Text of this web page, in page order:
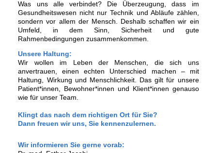
Was uns alle verbindet? Die Überzeugung, dass im
Gesundheitswesen nicht nur Technik und Abläufe zählen,
sondern vor allem der Mensch. Deshalb schaffen wir ein
Umfeld, in dem Sinn, Sicherheit und gute
Rahmenbedingungen zusammenkommen.
Unsere Haltung:
Wir wollen im Leben der Menschen, die sich uns
anvertrauen, einen echten Unterschied machen – mit
Haltung, Wirkung und Menschlichkeit. Das gilt für unsere
Patient*innen, Bewohner*innen und Klient*innen genauso
wie für unser Team.
Klingt das nach dem richtigen Ort für Sie?
Dann freuen wir uns, Sie kennenzulernen.
Wir informieren Sie gerne vorab: